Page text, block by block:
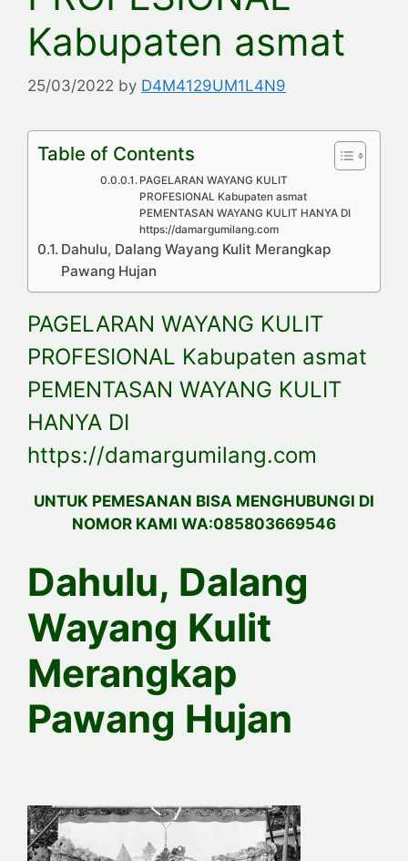
Kabupaten asmat
25/03/2022 by D4M4129UM1L4N9
Table of Contents
PAGELARAN WAYANG KULIT
PROFESIONAL Kabupaten asmat
PEMENTASAN WAYANG KULIT HANYA DI
https://damargumilang.com
Dahulu, Dalang Wayang Kulit Merangkap
Pawang Hujan
PAGELARAN WAYANG KULIT
PROFESIONAL Kabupaten asmat
PEMENTASAN WAYANG KULIT
HANYA DI
https://damargumilang.com
UNTUK PEMESANAN BISA MENGHUBUNGI DI
NOMOR KAMI WA:085803669546
Dahulu, Dalang
Wayang Kulit
Merangkap
Pawang Hujan